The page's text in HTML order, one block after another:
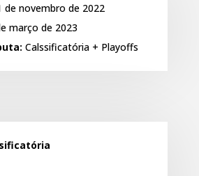
de novembro de 2022
março de 2023
Calssificatória + Playoffs